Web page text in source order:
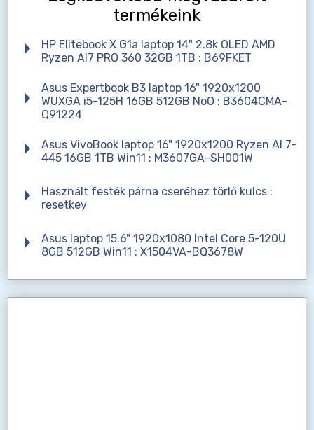
termékeink
HP Elitebook X G1a laptop 14" 2.8k OLED AMD
Ryzen AI7 PRO 360 32GB 1TB : B69FKET
Asus Expertbook B3 laptop 16" 1920x1200
WUXGA i5-125H 16GB 512GB NoO : B3604CMA-
Q91224
Asus VivoBook laptop 16" 1920x1200 Ryzen AI 7-
445 16GB 1TB Win11 : M3607GA-SH001W
Használt festék párna cseréhez törlő kulcs :
resetkey
Asus laptop 15.6" 1920x1080 Intel Core 5-120U
8GB 512GB Win11 : X1504VA-BQ3678W